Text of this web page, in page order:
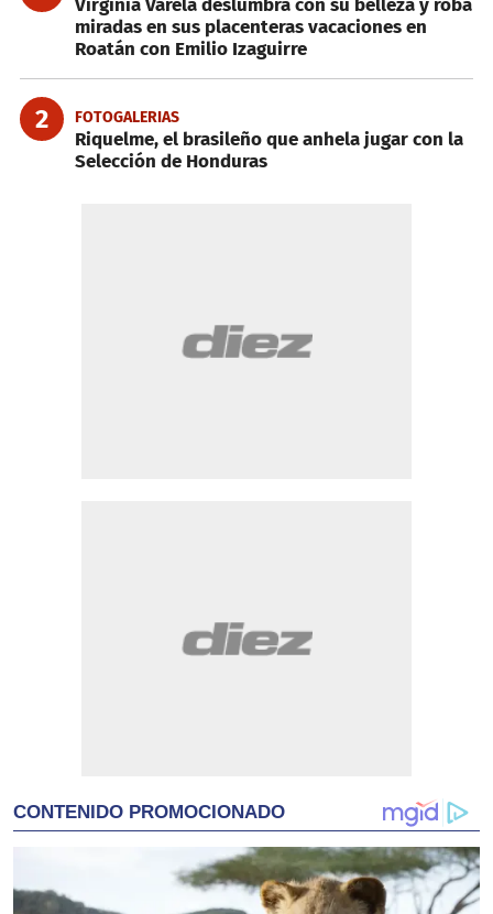
Virginia Varela deslumbra con su belleza y roba
miradas en sus placenteras vacaciones en
Roatán con Emilio Izaguirre
2 FOTOGALERIAS
Riquelme, el brasileño que anhela jugar con la
Selección de Honduras